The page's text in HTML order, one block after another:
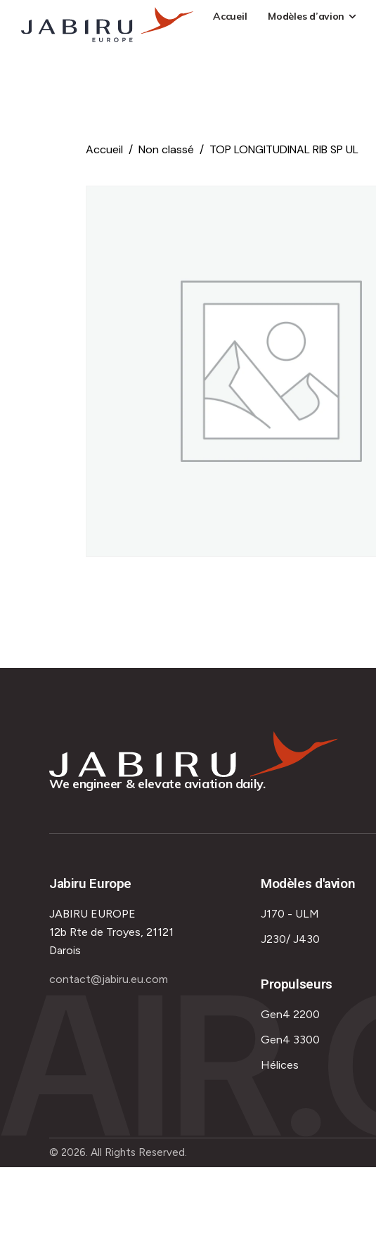
Accueil Modèles d’avion
Accueil Non classé TOP LONGITUDINAL RIB SP UL
We engineer & elevate aviation daily.
Jabiru Europe
JABIRU EUROPE
12b Rte de Troyes, 21121
Darois
contact@jabiru.eu.com
Modèles d'avion
J170 - ULM
J230/ J430
Propulseurs
Gen4 2200
Gen4 3300
Hélices
© 2026. All Rights Reserved.